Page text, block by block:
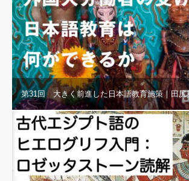
第31回 大きく前進した日本語教育施策｜田尻